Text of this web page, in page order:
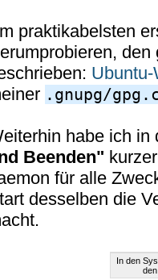
praktikabelsten
den
.gnupg/
habe ich
Beenden"
für alle
desselben die
In den